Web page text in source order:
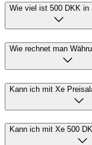
Wie viel ist 500 DKK in
Wie rechnet man
Kann ich mit Xe
Kann ich mit Xe 500